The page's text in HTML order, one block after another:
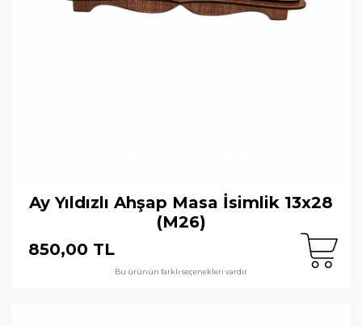
Ay Yıldızlı Ahşap Masa İsimlik 13x28
(M26)
850,00 TL
Bu ürünün farklı seçenekleri vardır